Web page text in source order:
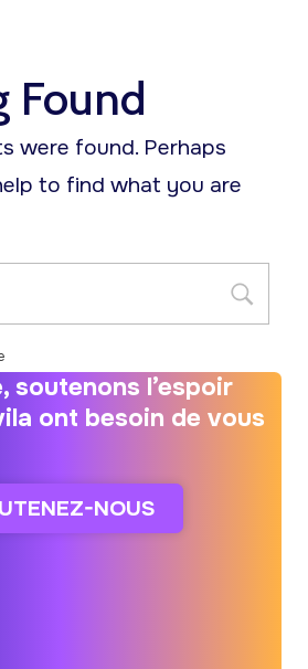
Found
were found. Perhaps
to find what you are
soutenons l’espoir
ont besoin de vous
NOUS